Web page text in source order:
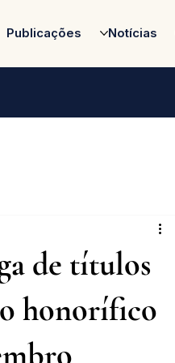
Publicações Notícias
de títulos
honorífico